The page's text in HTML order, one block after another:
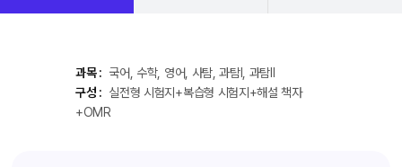
과목 : 국어, 수학, 영어, 사탐, 과탐Ⅰ, 과탐Ⅱ
구성 : 실전형 시험지+복습형 시험지+해설 책자
+OMR